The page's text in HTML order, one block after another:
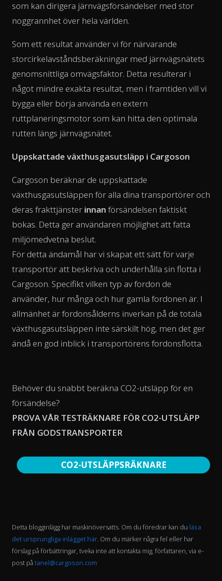
som kan dirigera järnvägsförsändelser med stor
noggrannhet över hela världen.
Som ett resultat använder vi för närvarande
storcirkelavståndsberäkningar med järnvägsnätets
genomsnittliga omvägsfaktor. Detta resulterar i
något mindre exakta resultat, men i framtiden vill vi
bygga eller börja använda en extern
ruttplaneringsmotor som kan hitta den optimala
rutten längs järnvägsnätet.
Uppskattade växthusgasutsläpp i Cargoson
Cargoson beräknar de uppskattade
växthusgasutsläppen för alla dina transportörer och
deras frakttjänster innan försändelsen faktiskt
bokas. Detta ger användaren möjlighet att fatta
miljömedvetna beslut.
För detta ändamål har vi skapat ett sätt för varje
transportör att beskriva och underhålla sin flotta i
Cargoson. Specifikt vilken typ av fordon de
använder, hur många och hur gamla fordonen är. I
allmänhet är fordonsålderns inverkan på de totala
växthusgasutsläppen inte särskilt hög, men det ger
ändå en god inblick i transportörens fordonsflotta.
Behöver du snabbt beräkna CO2-utsläpp för en
försändelse?
PROVA VÅR TESTRÄKNARE FÖR CO2-UTSLÄPP
FRÅN GODSTRANSPORTER
CO2-UTSLÄPPSRÄKNARE
Detta blogginlägg har maskinöversatts. Om du föredrar kan du läsa
det ursprungliga inlägget här. Om du märker några fel eller har
förslag på förbättringar, tveka inte att kontakta mig, författaren, via e-
post på tanel@cargoson.com